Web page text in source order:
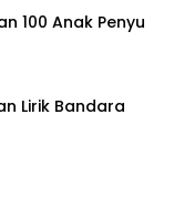
100 Anak Penyu
Lirik Bandara